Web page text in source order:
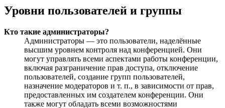
Уровни пользователей и группы
Кто такие администраторы?
Администраторы — это пользователи, наделённые
высшим уровнем контроля над конференцией. Они
могут управлять всеми аспектами работы конференции,
включая разграничение прав доступа, отключение
пользователей, создание групп пользователей,
назначение модераторов и т. п., в зависимости от прав,
предоставленных им создателем конференции. Они
также могут обладать всеми возможностями